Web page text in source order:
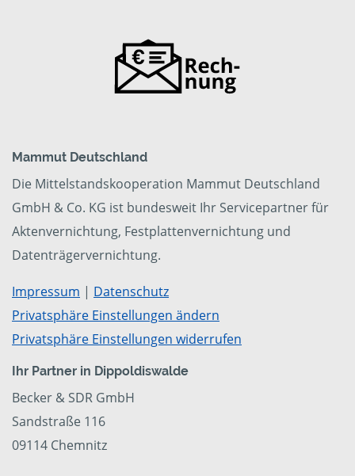
Mammut Deutschland
Die Mittelstandskooperation Mammut Deutschland
GmbH & Co. KG ist bundesweit Ihr Servicepartner für
Aktenvernichtung, Festplattenvernichtung und
Datenträgervernichtung.
Impressum | Datenschutz
Privatsphäre Einstellungen ändern
Privatsphäre Einstellungen widerrufen
Ihr Partner in Dippoldiswalde
Becker & SDR GmbH
Sandstraße 116
09114 Chemnitz